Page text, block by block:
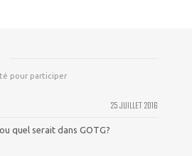
pour participer
25 JUILLET 2016
quel serait dans GOTG?